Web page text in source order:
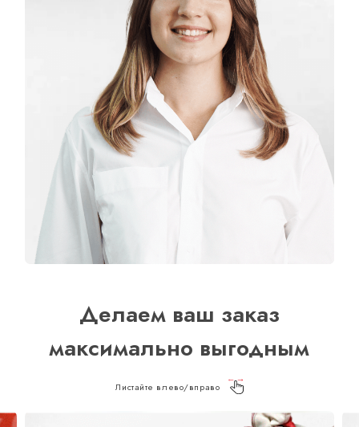
Делаем ваш заказ
максимально выгодным
Листайте влево/вправо